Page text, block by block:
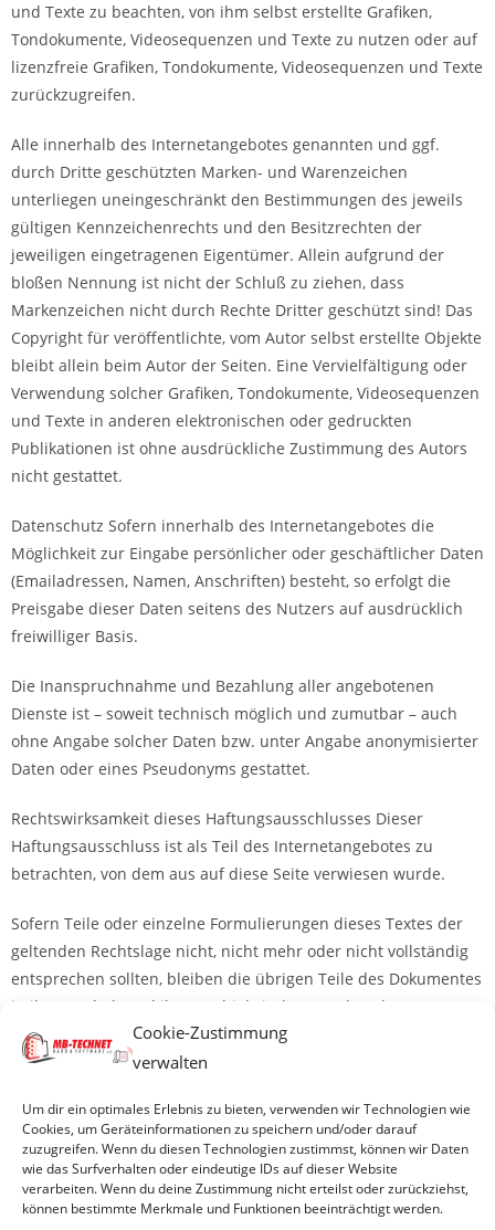
Cookie-Zustimmung
verwalten
Um dir ein optimales Erlebnis zu bieten, verwenden wir Technologien wie
Cookies, um Geräteinformationen zu speichern und/oder darauf
zuzugreifen. Wenn du diesen Technologien zustimmst, können wir Daten
wie das Surfverhalten oder eindeutige IDs auf dieser Website
verarbeiten. Wenn du deine Zustimmung nicht erteilst oder zurückziehst,
können bestimmte Merkmale und Funktionen beeinträchtigt werden.
und Texte zu beachten, von ihm selbst erstellte Grafiken,
Tondokumente, Videosequenzen und Texte zu nutzen oder auf
lizenzfreie Grafiken, Tondokumente, Videosequenzen und Texte
zurückzugreifen.
Alle innerhalb des Internetangebotes genannten und ggf.
durch Dritte geschützten Marken- und Warenzeichen
unterliegen uneingeschränkt den Bestimmungen des jeweils
gültigen Kennzeichenrechts und den Besitzrechten der
jeweiligen eingetragenen Eigentümer. Allein aufgrund der
bloßen Nennung ist nicht der Schluß zu ziehen, dass
Markenzeichen nicht durch Rechte Dritter geschützt sind! Das
Copyright für veröffentlichte, vom Autor selbst erstellte Objekte
bleibt allein beim Autor der Seiten. Eine Vervielfältigung oder
Verwendung solcher Grafiken, Tondokumente, Videosequenzen
und Texte in anderen elektronischen oder gedruckten
Publikationen ist ohne ausdrückliche Zustimmung des Autors
nicht gestattet.
Datenschutz Sofern innerhalb des Internetangebotes die
Möglichkeit zur Eingabe persönlicher oder geschäftlicher Daten
(Emailadressen, Namen, Anschriften) besteht, so erfolgt die
Preisgabe dieser Daten seitens des Nutzers auf ausdrücklich
freiwilliger Basis.
Die Inanspruchnahme und Bezahlung aller angebotenen
Dienste ist – soweit technisch möglich und zumutbar – auch
ohne Angabe solcher Daten bzw. unter Angabe anonymisierter
Daten oder eines Pseudonyms gestattet.
Rechtswirksamkeit dieses Haftungsausschlusses Dieser
Haftungsausschluss ist als Teil des Internetangebotes zu
betrachten, von dem aus auf diese Seite verwiesen wurde.
Sofern Teile oder einzelne Formulierungen dieses Textes der
geltenden Rechtslage nicht, nicht mehr oder nicht vollständig
entsprechen sollten, bleiben die übrigen Teile des Dokumentes
in ihrem Inhalt und ihrer Gültigkeit davon unberührt.
© 2026 MB-TECHNET e.K
Impressum